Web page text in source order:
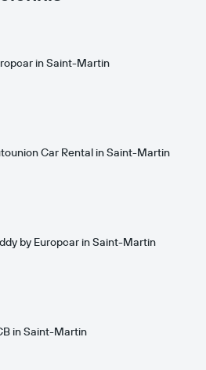
in Saint-Martin
Car Rental in Saint-Martin
by Europcar in Saint-Martin
in Saint-Martin